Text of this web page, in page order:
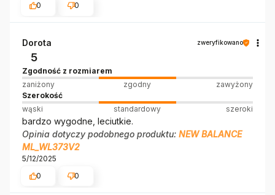
0
0
Dorota zweryfikowano
5
Zgodność z rozmiarem
zaniżony
zgodny
zawyżony
Szerokość
wąski
standardowy szeroki
bardzo wygodne, leciutkie.
Opinia dotyczy podobnego produktu: NEW BALANCE
ML_WL373V2
5/12/2025
0
0